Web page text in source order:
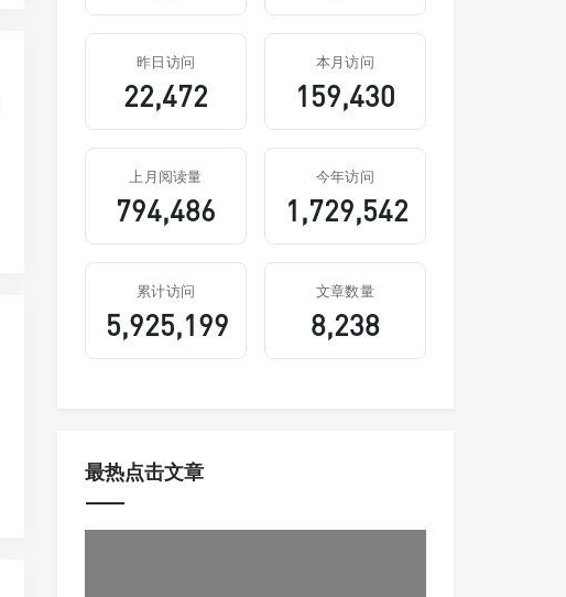
昨日访问
22,472
本月访问
159,430
上月阅读量
794,486
今年访问
1,729,542
累计访问
5,925,199
文章数量
8,238
最热点击文章